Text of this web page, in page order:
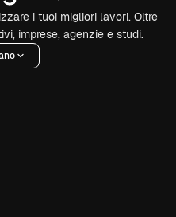
i tuoi migliori lavori. Oltre
imprese, agenzie e studi.